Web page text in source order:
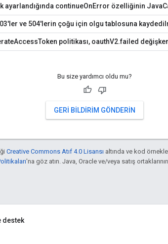
ayarlandığında continueOnError özelliğinin
ve 504'lerin çoğu için olgu tablosuna
politikası, oauthV2.failed
Bu size yardımcı oldu mu?
GERI BILDIRIM GÖNDERIN
Creative Commons Atıf 4.0 Lisansı altında ve kod
'na göz atın. Java, Oracle ve/veya satış
destek